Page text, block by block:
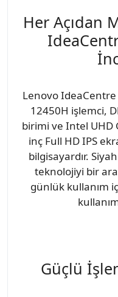
Her Açıdan
Lenovo
12450H işlemci,
birimi ve Intel UHD
inç Full HD IPS
bilgisayardır.
teknolojiyi bir
günlük kullanım
Güçlü